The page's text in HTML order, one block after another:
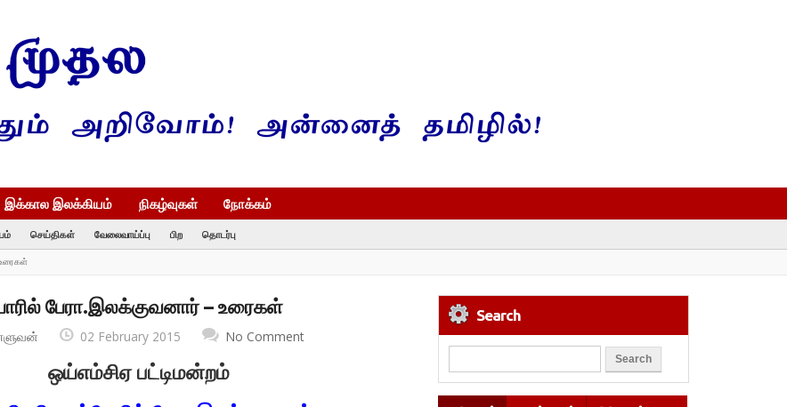
இக்கால இலக்கியம் நிகழ்வுகள் நோக்கம்
செய்திகள் வேலைவாய்ப்பு பிற தொடர்பு
பேரா.இலக்குவனார் – உரைகள்
02 February 2015 No Comment
ஒய்எம்சிஏ பட்டிமன்றம்
Search